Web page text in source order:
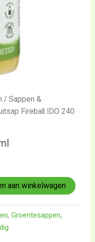
/Sappen &
Fireball IDO 240
aan winkelwagen
,Groentesappen,